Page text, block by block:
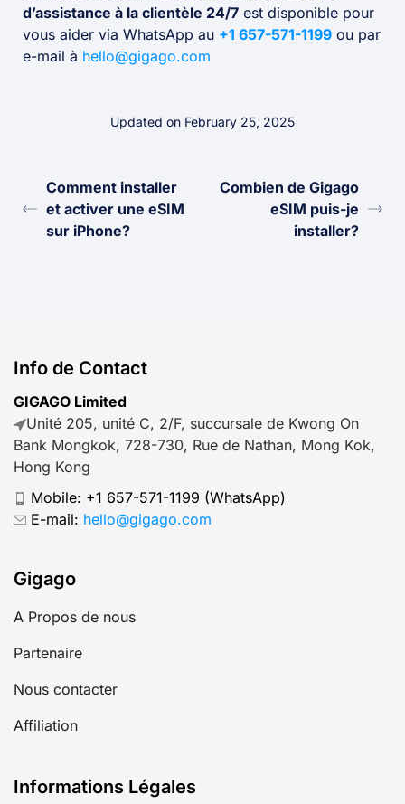
d’assistance à la clientèle 24/7 est disponible pour
vous aider via WhatsApp au +1 657-571-1199 ou par
e-mail à hello@gigago.com
Updated on February 25, 2025
Comment installer
et activer une eSIM
sur iPhone?
Combien de Gigago
eSIM puis-je
installer?
Info de Contact
GIGAGO Limited
Unité 205, unité C, 2/F, succursale de Kwong On
Bank Mongkok, 728-730, Rue de Nathan, Mong Kok,
Hong Kong
Mobile: +1 657-571-1199 (WhatsApp)
E-mail: hello@gigago.com
Gigago
A Propos de nous
Partenaire
Nous contacter
Affiliation
Informations Légales